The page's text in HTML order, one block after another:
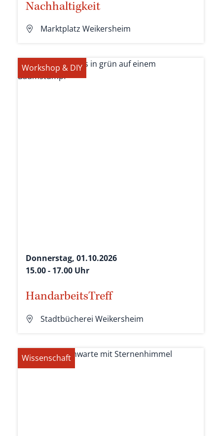
Nachhaltigkeit
Marktplatz Weikersheim
Workshop & DIY
Donnerstag, 01.10.2026
15.00 - 17.00 Uhr
HandarbeitsTreff
Stadtbücherei Weikersheim
Wissenschaft